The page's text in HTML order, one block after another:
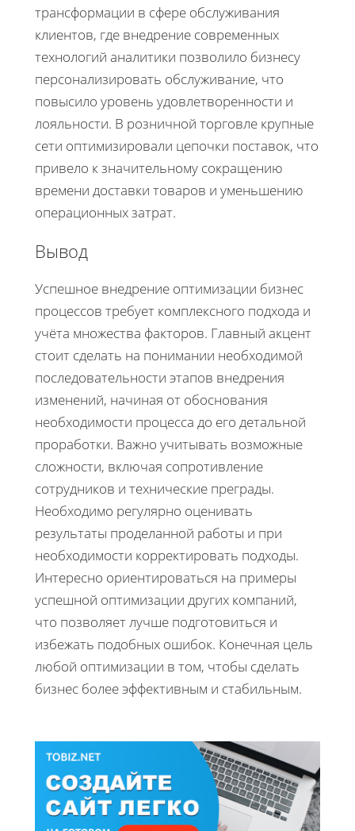
трансформации в сфере обслуживания
клиентов, где внедрение современных
технологий аналитики позволило бизнесу
персонализировать обслуживание, что
повысило уровень удовлетворенности и
лояльности. В розничной торговле крупные
сети оптимизировали цепочки поставок, что
привело к значительному сокращению
времени доставки товаров и уменьшению
операционных затрат.
Вывод
Успешное внедрение оптимизации бизнес
процессов требует комплексного подхода и
учёта множества факторов. Главный акцент
стоит сделать на понимании необходимой
последовательности этапов внедрения
изменений, начиная от обоснования
необходимости процесса до его детальной
проработки. Важно учитывать возможные
сложности, включая сопротивление
сотрудников и технические преграды.
Необходимо регулярно оценивать
результаты проделанной работы и при
необходимости корректировать подходы.
Интересно ориентироваться на примеры
успешной оптимизации других компаний,
что позволяет лучше подготовиться и
избежать подобных ошибок. Конечная цель
любой оптимизации в том, чтобы сделать
бизнес более эффективным и стабильным.